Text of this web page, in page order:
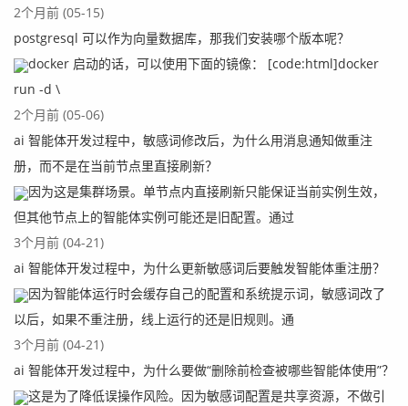
2个月前 (05-15)
postgresql 可以作为向量数据库，那我们安装哪个版本呢？
docker 启动的话，可以使用下面的镜像： [code:html]docker
run -d \
2个月前 (05-06)
ai 智能体开发过程中，敏感词修改后，为什么用消息通知做重注
册，而不是在当前节点里直接刷新？
因为这是集群场景。单节点内直接刷新只能保证当前实例生效，
但其他节点上的智能体实例可能还是旧配置。通过
3个月前 (04-21)
ai 智能体开发过程中，为什么更新敏感词后要触发智能体重注册？
因为智能体运行时会缓存自己的配置和系统提示词，敏感词改了
以后，如果不重注册，线上运行的还是旧规则。通
3个月前 (04-21)
ai 智能体开发过程中，为什么要做“删除前检查被哪些智能体使用”？
这是为了降低误操作风险。因为敏感词配置是共享资源，不做引